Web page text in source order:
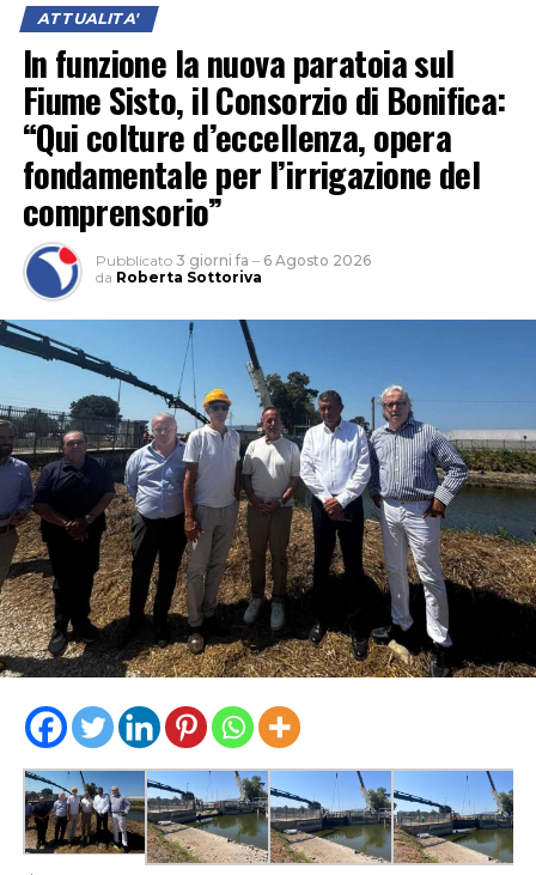
ATTUALITA'
In funzione la nuova paratoia sul
Fiume Sisto, il Consorzio di Bonifica:
“Qui colture d’eccellenza, opera
fondamentale per l’irrigazione del
comprensorio”
Pubblicato 3 giorni fa – 6 Agosto 2026
da Roberta Sottoriva